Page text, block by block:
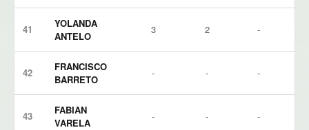
41
YOLANDA
ANTELO
3 2 -
42
FRANCISCO
BARRETO
- - -
43
FABIAN
VARELA
- - -